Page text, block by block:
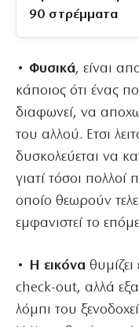
90 στρέμματα
• Φυσικά, είναι
κάποιος ότι ένας
διαφωνεί, να
του αλλού. Ετσι
δυσκολεύεται να
γιατί τόσοι
οποίο θεωρούν
εμφανιστεί το
• Η εικόνα
check-out, αλλά
λόμπι του